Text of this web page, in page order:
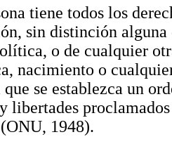
tiene todos los
sin distinción
o de cualquier
nacimiento o
que se establezca un
libertades
1948).